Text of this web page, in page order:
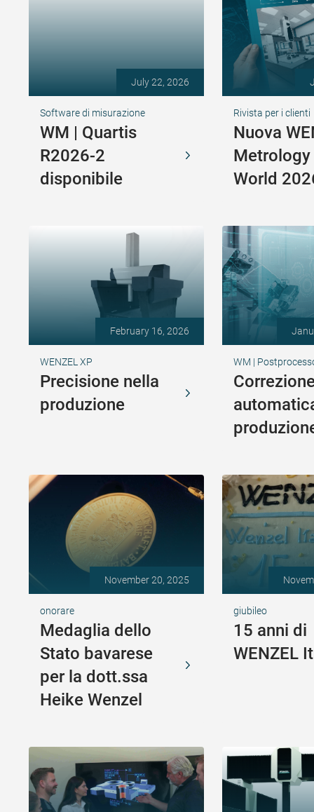
July 22, 2026
Software di misurazione
WM | Quartis
R2026-2
disponibile
Rivista per i clienti
Nuova
Metrology
World
February 16, 2026
WENZEL XP
Precisione nella
produzione
WM |
November 20, 2025
onorare
Medaglia dello
Stato bavarese
per la dott.ssa
Heike Wenzel
giubileo
15 anni di
WENZEL